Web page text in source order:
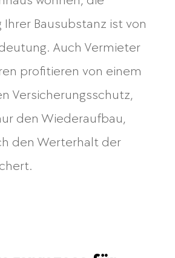
Bausubstanz ist von
Auch Vermieter
profitieren von einem
Versicherungsschutz,
den Wiederaufbau,
den Werterhalt der